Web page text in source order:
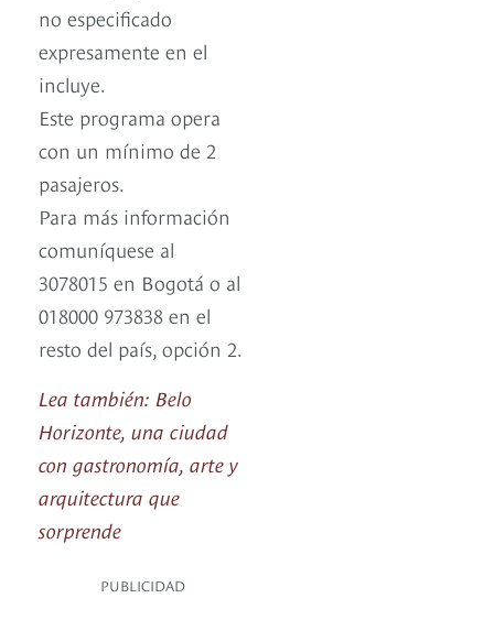
no especificado
expresamente en el
incluye.
Este programa opera
con un mínimo de 2
pasajeros.
Para más información
comuníquese al
3078015 en Bogotá o al
018000 973838 en el
resto del país, opción 2.
Lea también: Belo
Horizonte, una ciudad
con gastronomía, arte y
arquitectura que
sorprende
PUBLICIDAD